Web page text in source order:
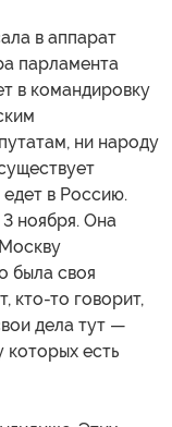
в аппарат
парламента
в командировку
ни народу
едет в Россию.
ноября. Она
была своя
кто-то говорит,
дела тут —
есть